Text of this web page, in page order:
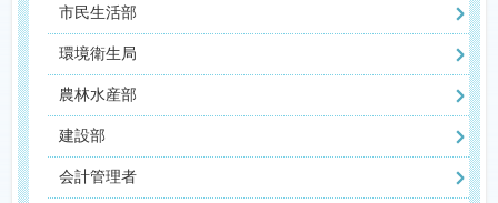
市民生活部
環境衛生局
農林水産部
建設部
会計管理者